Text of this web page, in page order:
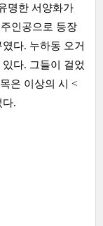
명한 서양화가
인공으로 등장
다. 누하동 오거
다. 그들이 걸었
은 이상의 시 <
다.